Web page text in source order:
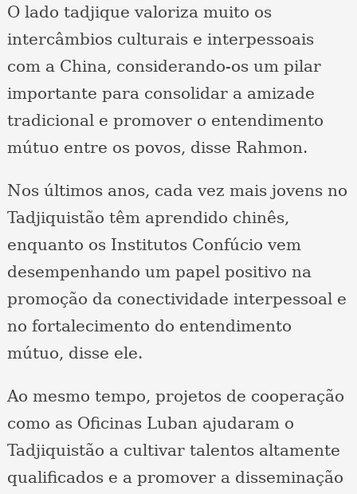
O lado tadjique valoriza muito os
intercâmbios culturais e interpessoais
com a China, considerando-os um pilar
importante para consolidar a amizade
tradicional e promover o entendimento
mútuo entre os povos, disse Rahmon.
Nos últimos anos, cada vez mais jovens no
Tadjiquistão têm aprendido chinês,
enquanto os Institutos Confúcio vem
desempenhando um papel positivo na
promoção da conectividade interpessoal e
no fortalecimento do entendimento
mútuo, disse ele.
Ao mesmo tempo, projetos de cooperação
como as Oficinas Luban ajudaram o
Tadjiquistão a cultivar talentos altamente
qualificados e a promover a disseminação